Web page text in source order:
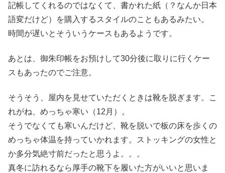
記帳してくれるのではなくて、書かれた紙（？なんか日本
語変だけど）を購入するスタイルのこともあるみたい。
時間が遅いとそういうケースもあるようです。
あとは、御朱印帳をお預けして30分後に取りに行くケー
スもあったのでご注意。
そうそう、屋内を見せていただくときは靴を脱ぎます。こ
れがね、めっちゃ寒い（12月）。
そうでなくても寒いんだけど、靴を脱いで板の床を歩くの
めっちゃ体温を持っていかれます。ストッキングの女性と
か多分気絶寸前だったと思うよ。。。
真冬に訪れるなら厚手の靴下を履いた方がいいと思いま